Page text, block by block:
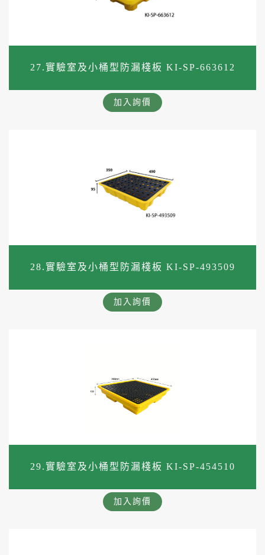
27.實驗室及小桶型防漏棧板 KI-SP-663612
加入詢價
28.實驗室及小桶型防漏棧板 KI-SP-493509
加入詢價
29.實驗室及小桶型防漏棧板 KI-SP-454510
加入詢價